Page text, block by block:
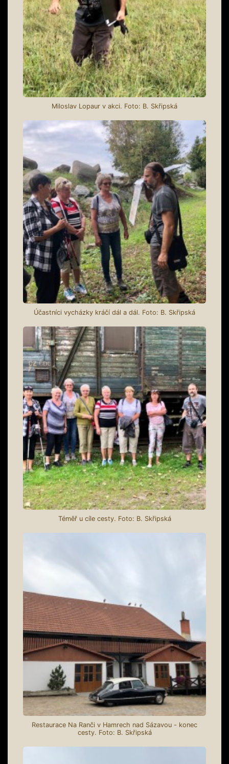
Miloslav Lopaur v akci. Foto: B. Skřipská
Účastníci vycházky kráčí dál a dál. Foto: B. Skřipská
Téměř u cíle cesty. Foto: B. Skřipská
Restaurace Na Ranči v Hamrech nad Sázavou - konec
cesty. Foto: B. Skřipská